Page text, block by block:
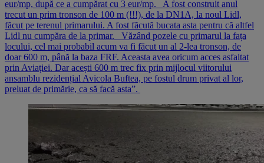
eur/mp, după ce a cumpărat cu 3 eur/mp. A fost construit anul
trecut un prim tronson de 100 m (!!!), de la DN1A, la noul Lidl,
făcut pe terenul primarului. A fost făcută bucata asta pentru că altfel
Lidl nu cumpăra de la primar. Văzând pozele cu primarul la fața
locului, cel mai probabil acum va fi făcut un al 2-lea tronson, de
doar 600 m, până la baza FRF. Aceasta avea oricum acces asfaltat
prin Aviației. Dar acești 600 m trec fix prin mijlocul viitorului
ansamblu rezidențial Avicola Buftea, pe fostul drum privat al lor,
preluat de primărie, ca să facă asta”.